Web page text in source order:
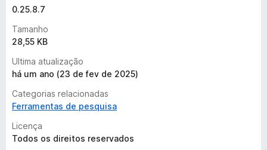
0.25.8.7
Tamanho
28,55 KB
Ultima atualização
há um ano (23 de fev de 2025)
Categorias relacionadas
Ferramentas de pesquisa
Licença
Todos os direitos reservados